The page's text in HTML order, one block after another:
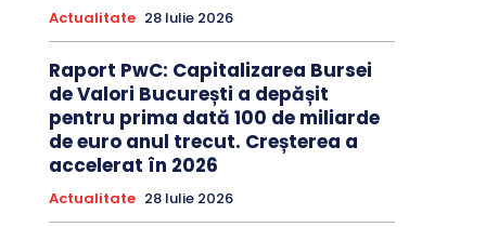
Actualitate 28 Iulie 2026
Raport PwC: Capitalizarea Bursei
de Valori București a depășit
pentru prima dată 100 de miliarde
de euro anul trecut. Creșterea a
accelerat în 2026
Actualitate 28 Iulie 2026